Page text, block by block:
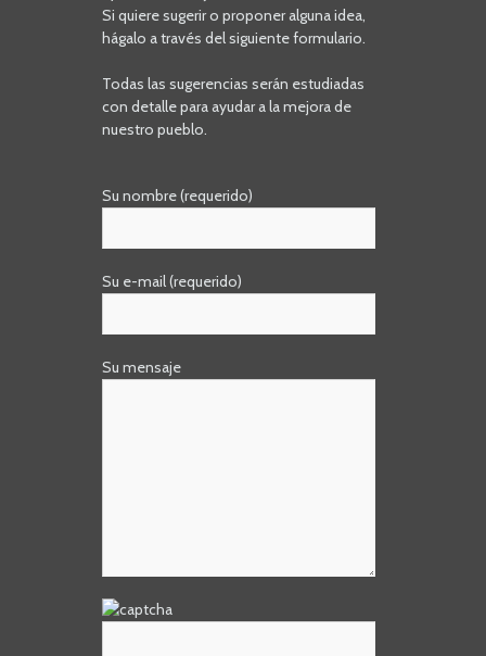
Si quiere sugerir o proponer alguna idea,
hágalo a través del siguiente formulario.
Todas las sugerencias serán estudiadas
con detalle para ayudar a la mejora de
nuestro pueblo.
Su nombre (requerido)
Su e-mail (requerido)
Su mensaje